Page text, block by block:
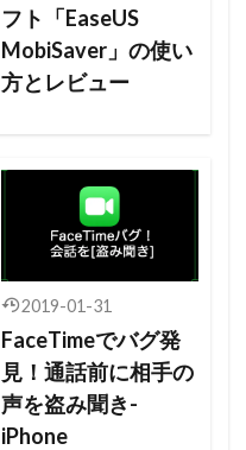
フト「EaseUS
MobiSaver」の使い
方とレビュー
2019-01-31
FaceTimeでバグ発
見！通話前に相手の
声を盗み聞き-
iPhone